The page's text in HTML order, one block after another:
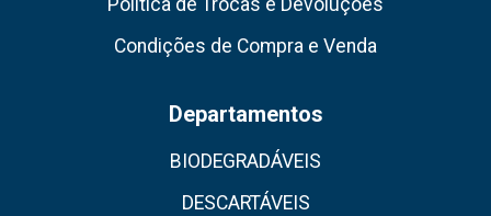
Política de Trocas e Devoluções
Condições de Compra e Venda
Departamentos
BIODEGRADÁVEIS
DESCARTÁVEIS